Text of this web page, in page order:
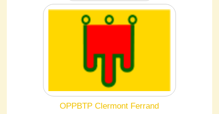
OPPBTP Clermont Ferrand